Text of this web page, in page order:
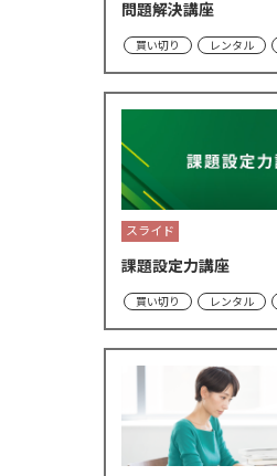
問題解決講座
買い切り レンタル
スライド
課題設定力講座
買い切り レンタル